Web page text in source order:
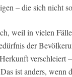
– die sich nicht
weil in vielen
der
verschleiert
ist anders, wenn